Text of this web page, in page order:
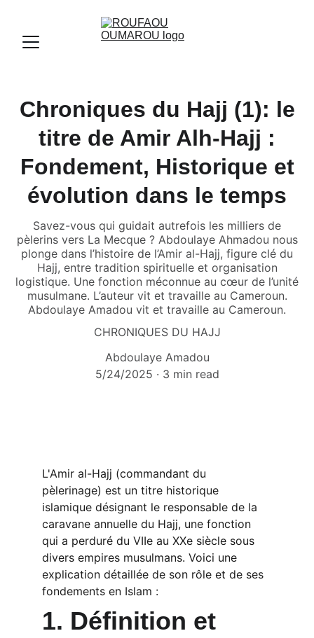
Chroniques du Hajj (1): le
titre de Amir Alh-Hajj :
Fondement, Historique et
évolution dans le temps
Savez-vous qui guidait autrefois les milliers de
pèlerins vers La Mecque ? Abdoulaye Ahmadou nous
plonge dans l’histoire de l’Amir al-Hajj, figure clé du
Hajj, entre tradition spirituelle et organisation
logistique. Une fonction méconnue au cœur de l’unité
musulmane. L’auteur vit et travaille au Cameroun.
Abdoulaye Amadou vit et travaille au Cameroun.
CHRONIQUES DU HAJJ
Abdoulaye Amadou
5/24/2025
3 min read
L'Amir al-Hajj (commandant du
pèlerinage) est un titre historique
islamique désignant le responsable de la
caravane annuelle du Hajj, une fonction
qui a perduré du VIIe au XXe siècle sous
divers empires musulmans. Voici une
explication détaillée de son rôle et de ses
fondements en Islam :
1. Définition et